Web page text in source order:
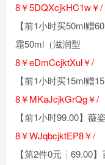
8￥5DQXcjkHC1w￥/
【前1小时买50ml赠
霜50ml（滋润型
8￥eDmCcjktXul￥/
【前1小时买15ml赠
8￥MKaJcjkGrQg￥/
【前1小时99.00】薇
8￥WJqbcjktEP8￥/
【第2件0元┆69.00